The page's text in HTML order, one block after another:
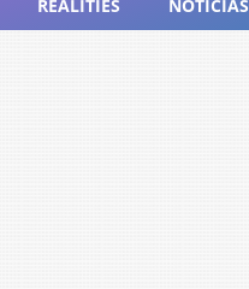
REALITIES NOTÍCIAS